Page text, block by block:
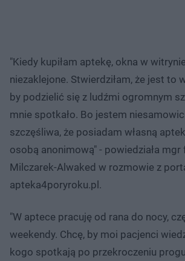
"Kiedy kupiłam aptekę, okna w
niezaklejone. Stwierdziłam, że jest to
by podzielić się z ludźmi ogromnym
mnie spotkało. Bo jestem
szczęśliwa, że posiadam własną
osobą anonimową" - powiedziała mgr
Milczarek-Alwaked w rozmowie z
apteka4poryroku.pl.
"W aptece pracuję od rana do nocy,
weekendy. Chcę, by moi pacjenci
kogo spotkają po przekroczeniu